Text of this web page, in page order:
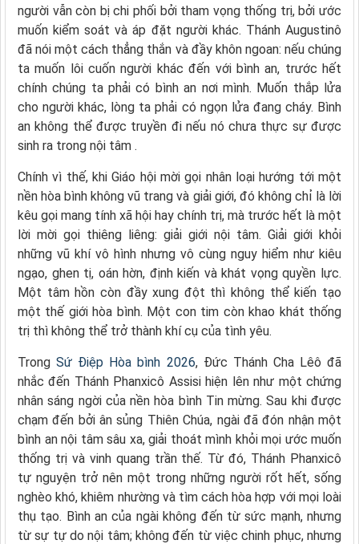
người vẫn còn bị chi phối bởi tham vọng thống trị, bởi ước
muốn kiểm soát và áp đặt người khác. Thánh Augustinô
đã nói một cách thẳng thắn và đầy khôn ngoan: nếu chúng
ta muốn lôi cuốn người khác đến với bình an, trước hết
chính chúng ta phải có bình an nơi mình. Muốn thắp lửa
cho người khác, lòng ta phải có ngọn lửa đang cháy. Bình
an không thể được truyền đi nếu nó chưa thực sự được
sinh ra trong nội tâm .
Chính vì thế, khi Giáo hội mời gọi nhân loại hướng tới một
nền hòa bình không vũ trang và giải giới, đó không chỉ là lời
kêu gọi mang tính xã hội hay chính trị, mà trước hết là một
lời mời gọi thiêng liêng: giải giới nội tâm. Giải giới khỏi
những vũ khí vô hình nhưng vô cùng nguy hiểm như kiêu
ngạo, ghen tị, oán hờn, định kiến và khát vọng quyền lực.
Một tâm hồn còn đầy xung đột thì không thể kiến tạo
một thế giới hòa bình. Một con tim còn khao khát thống
trị thì không thể trở thành khí cụ của tình yêu.
TrongSứ Điệp Hòa bình 2026, Đức Thánh Cha Lêô đã
nhắc đến Thánh Phanxicô Assisi hiện lên như một chứng
nhân sáng ngời của nền hòa bình Tin mừng. Sau khi được
chạm đến bởi ân sủng Thiên Chúa, ngài đã đón nhận một
bình an nội tâm sâu xa, giải thoát mình khỏi mọi ước muốn
thống trị và vinh quang trần thế. Từ đó, Thánh Phanxicô
tự nguyện trở nên một trong những người rốt hết, sống
nghèo khó, khiêm nhường và tìm cách hòa hợp với mọi loài
thụ tạo. Bình an của ngài không đến từ sức mạnh, nhưng
từ sự tự do nội tâm; không đến từ việc chinh phục, nhưng